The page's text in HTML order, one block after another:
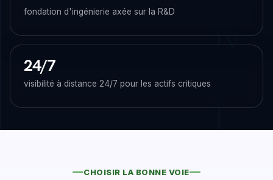
fondation d'ingénierie axée sur la R&D
24/7
visibilité à distance 24/7 pour les actifs critiques
CHOISIR LA BONNE VOIE